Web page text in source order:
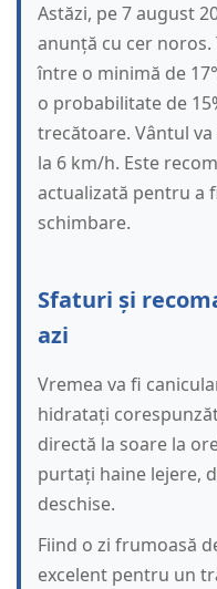
Astăzi, pe 7 august
anunță cu cer
între o minimă de
o probabilitate de
trecătoare. Vântul
la 6 km/h. Este
actualizată pentru a
schimbare.
Sfaturi și
azi
Vremea va fi
hidratați
directă la soare la
purtați haine lejere,
deschise.
Fiind o zi frumoasă
excelent pentru un